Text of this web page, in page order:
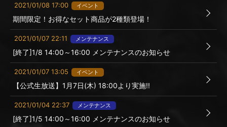
2021/01/08 17:00 イベント
期間限定！お得なセット商品が2種類登場！
2021/01/07 22:11 メンテナンス
[終了]1/8 14:00～16:00 メンテナンスのお知らせ
2021/01/07 13:05 イベント
【公式生放送】1月7日(木) 18:00より実施!!
2021/01/04 22:37 メンテナンス
[終了]1/5 14:00～16:00 メンテナンスのお知らせ